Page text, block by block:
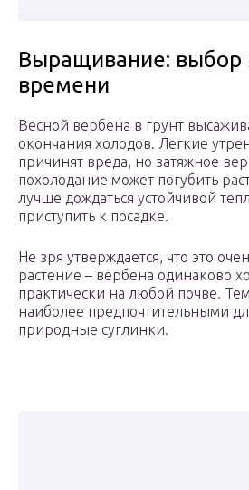
Выращивание: выбор
времени
Весной вербена в грунт
окончания холодов. Легкие
причинят вреда, но затяжное
похолодание может погубить
лучше дождаться устойчивой
приступить к посадке.
Не зря утверждается, что это
растение – вербена одинаково
практически на любой почве.
наиболее предпочтительными
природные суглинки.